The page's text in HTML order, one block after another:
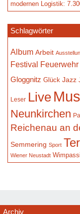
modernen Logistik:
Schlagwörter
Album Arbeit
Festival Feuerwehr
Gloggnitz Glück Jazz
Leser Live
Neunkirchen
Reichenau an
Semmering Sport
Wiener Neustadt
Archiv